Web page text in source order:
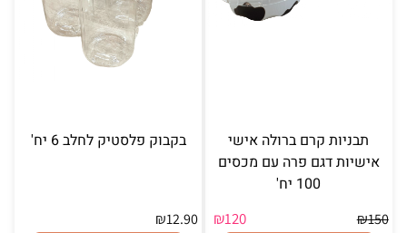
תבניות קרם ברולה אישי
אישיות דגם פרה עם מכסים
100 יח'
₪150
₪120
בקבוק פלסטיק לחלב 6 יח'
₪12.90